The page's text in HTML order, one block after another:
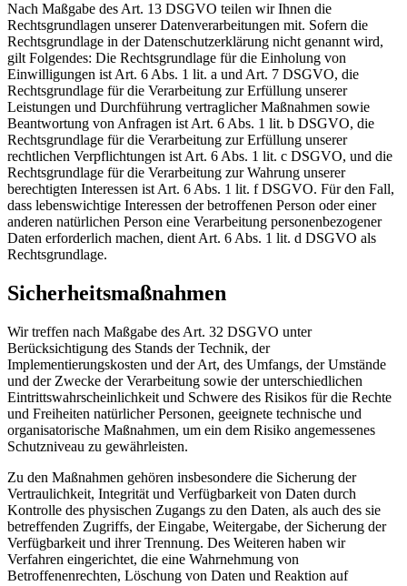
Nach Maßgabe des Art. 13 DSGVO teilen wir Ihnen die
Rechtsgrundlagen unserer Datenverarbeitungen mit. Sofern die
Rechtsgrundlage in der Datenschutzerklärung nicht genannt wird,
gilt Folgendes: Die Rechtsgrundlage für die Einholung von
Einwilligungen ist Art. 6 Abs. 1 lit. a und Art. 7 DSGVO, die
Rechtsgrundlage für die Verarbeitung zur Erfüllung unserer
Leistungen und Durchführung vertraglicher Maßnahmen sowie
Beantwortung von Anfragen ist Art. 6 Abs. 1 lit. b DSGVO, die
Rechtsgrundlage für die Verarbeitung zur Erfüllung unserer
rechtlichen Verpflichtungen ist Art. 6 Abs. 1 lit. c DSGVO, und die
Rechtsgrundlage für die Verarbeitung zur Wahrung unserer
berechtigten Interessen ist Art. 6 Abs. 1 lit. f DSGVO. Für den Fall,
dass lebenswichtige Interessen der betroffenen Person oder einer
anderen natürlichen Person eine Verarbeitung personenbezogener
Daten erforderlich machen, dient Art. 6 Abs. 1 lit. d DSGVO als
Rechtsgrundlage.
Sicherheitsmaßnahmen
Wir treffen nach Maßgabe des Art. 32 DSGVO unter
Berücksichtigung des Stands der Technik, der
Implementierungskosten und der Art, des Umfangs, der Umstände
und der Zwecke der Verarbeitung sowie der unterschiedlichen
Eintrittswahrscheinlichkeit und Schwere des Risikos für die Rechte
und Freiheiten natürlicher Personen, geeignete technische und
organisatorische Maßnahmen, um ein dem Risiko angemessenes
Schutzniveau zu gewährleisten.
Zu den Maßnahmen gehören insbesondere die Sicherung der
Vertraulichkeit, Integrität und Verfügbarkeit von Daten durch
Kontrolle des physischen Zugangs zu den Daten, als auch des sie
betreffenden Zugriffs, der Eingabe, Weitergabe, der Sicherung der
Verfügbarkeit und ihrer Trennung. Des Weiteren haben wir
Verfahren eingerichtet, die eine Wahrnehmung von
Betroffenenrechten, Löschung von Daten und Reaktion auf